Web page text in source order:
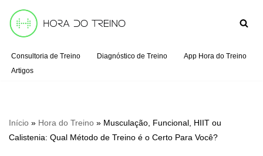
Pular
o
conteúdo
Consultoria de Treino Diagnóstico de Treino
App Hora do Treino
Artigos
Início » Hora do Treino » Musculação, Funcional, HIIT ou
Calistenia: Qual Método de Treino é o Certo Para Você?